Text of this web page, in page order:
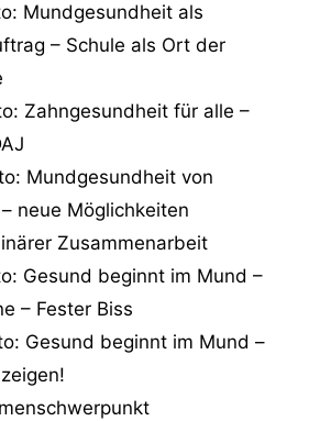
Mundgesundheit als
– Schule als Ort der
Zahngesundheit für alle –
Mundgesundheit von
neue Möglichkeiten
Zusammenarbeit
Gesund beginnt im Mund –
– Fester Biss
Gesund beginnt im Mund –